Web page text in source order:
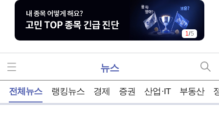
1/5
뉴스
전체뉴스 랭킹뉴스 경제 증권 산업·IT 부동산